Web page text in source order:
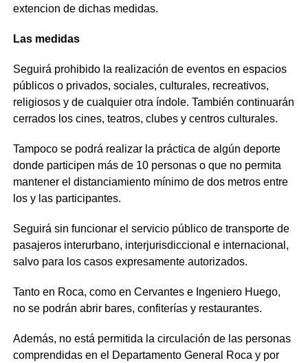
extencion de dichas medidas.
Las medidas
Seguirá prohibido la realización de eventos en espacios
públicos o privados, sociales, culturales, recreativos,
religiosos y de cualquier otra índole. También continuarán
cerrados los cines, teatros, clubes y centros culturales.
Tampoco se podrá realizar la práctica de algún deporte
donde participen más de 10 personas o que no permita
mantener el distanciamiento mínimo de dos metros entre
los y las participantes.
Seguirá sin funcionar el servicio público de transporte de
pasajeros interurbano, interjurisdiccional e internacional,
salvo para los casos expresamente autorizados.
Tanto en Roca, como en Cervantes e Ingeniero Huego,
no se podrán abrir bares, confiterías y restaurantes.
Además, no está permitida la circulación de las personas
comprendidas en el Departamento General Roca y por